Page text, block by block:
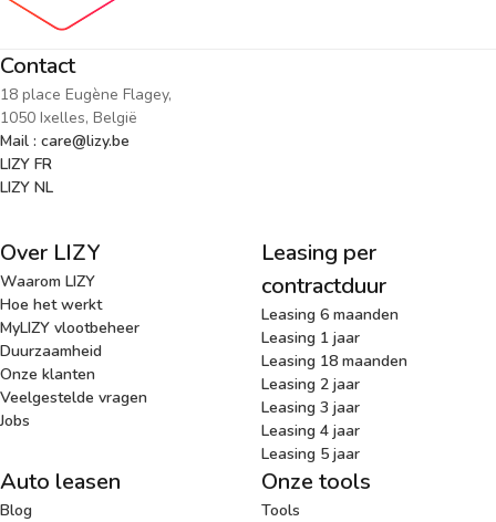
Contact
18 place Eugène Flagey,
1050 Ixelles, België
Mail : care@lizy.be
LIZY FR
LIZY NL
Over LIZY
Waarom LIZY
Hoe het werkt
MyLIZY vlootbeheer
Duurzaamheid
Onze klanten
Veelgestelde vragen
Jobs
Leasing per
contractduur
Leasing 6 maanden
Leasing 1 jaar
Leasing 18 maanden
Leasing 2 jaar
Leasing 3 jaar
Leasing 4 jaar
Leasing 5 jaar
Auto leasen
Blog
Onze tools
Tools